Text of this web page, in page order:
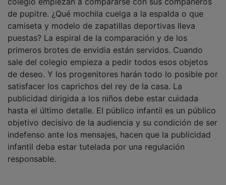
de pupitre. ¿Qué mochila cuelga a la espalda o que
camiseta y modelo de zapatillas deportivas lleva
puestas? La espiral de la comparación y de los
primeros brotes de envidia están servidos. Cuando
sale del colegio empieza a pedir todos esos objetos
de deseo. Y los progenitores harán todo lo posible por
satisfacer los caprichos del rey de la casa. La
publicidad dirigida a los niños debe estar cuidada
hasta el último detalle. El público infantil es un público
objetivo decisivo de la audiencia y su condición de ser
indefenso ante los mensajes, hacen que la publicidad
infantil deba estar tutelada por una regulación
responsable.